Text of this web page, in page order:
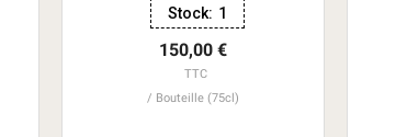
Stock: 1
150,00 €
TTC
Bouteille (75cl)